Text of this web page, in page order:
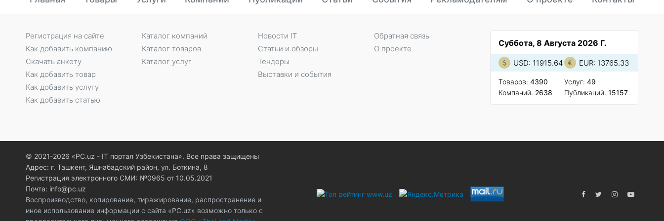
Суббота, 8 Августа 2026 Г.
USD: 11915.64 EUR: 13765.33
Товаров: 4390
Компаний: 2638
Услуг: 49
Публикаций: 15157
Регистрация на сайте
Как добавить компанию
Скачать анкету
Как добавить товар
Как добавить услугу
Как добавить статью
Каталог компаний
Каталог товаров
Каталог услуг
Новости IT
Статьи и обзоры
Тендеры
Выставки и события
Обратная связь
О проекте
© 2021-2026 «PC.uz - IT портал Узбекистана». Все права защищены
Адрес: г. Ташкент, Яшнабадский район, ул. Боткина, 8
Регистрация электронного СМИ: №0965 от 10.05.2021
Почта: info@pc.uz
Воспроизводство, копирование, тиражирование, распространение и
иное использование информации с сайта «PC.uz» возможно только с